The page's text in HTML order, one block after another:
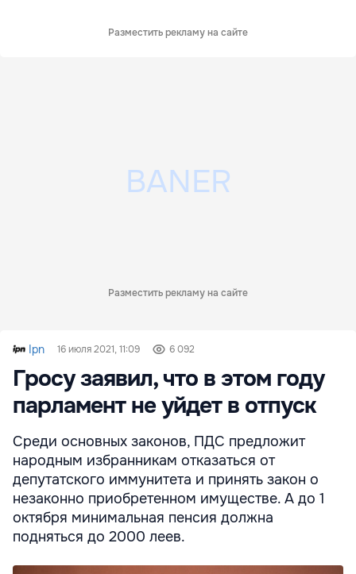
Разместить рекламу на сайте
Разместить рекламу на сайте
Ipn 16 июля 2021, 11:09 6 092
Гросу заявил, что в этом году
парламент не уйдет в отпуск
Среди основных законов, ПДС предложит
народным избранникам отказаться от
депутатского иммунитета и принять закон о
незаконно приобретенном имуществе. А до 1
октября минимальная пенсия должна
подняться до 2000 леев.